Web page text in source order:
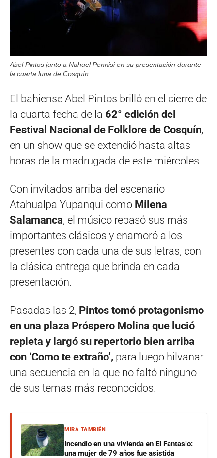
Abel Pintos junto a Nahuel Pennisi en su presentación durante
la cuarta luna de Cosquín.
El bahiense Abel Pintos brilló en el cierre de
la cuarta fecha de la 62° edición del
Festival Nacional de Folklore de Cosquín,
en un show que se extendió hasta altas
horas de la madrugada de este miércoles.
Con invitados arriba del escenario
Atahualpa Yupanqui como Milena
Salamanca, el músico repasó sus más
importantes clásicos y enamoró a los
presentes con cada una de sus letras, con
la clásica entrega que brinda en cada
presentación.
Pasadas las 2, Pintos tomó protagonismo
en una plaza Próspero Molina que lució
repleta y largó su repertorio bien arriba
con ‘Como te extraño’, para luego hilvanar
una secuencia en la que no faltó ninguno
de sus temas más reconocidos.
MIRÁ TAMBIÉN
Incendio en una vivienda en El Fantasio:
una mujer de 79 años fue asistida